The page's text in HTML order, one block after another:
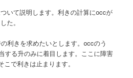
いて説明します。利きの計算にoccが
た。
利きを求めたいとします。occのう
する升のみに着目します。ここに障害
で利きは止まります。